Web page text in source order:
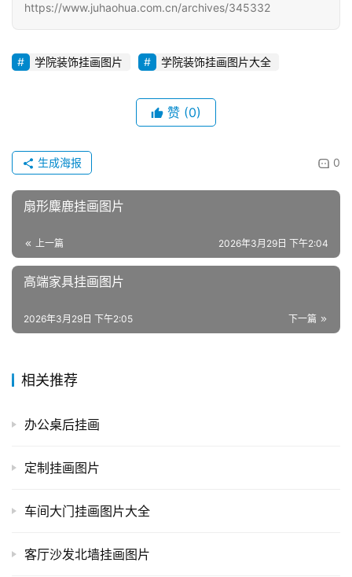
https://www.juhaohua.com.cn/archives/345332
学院装饰挂画图片 学院装饰挂画图片大全
赞 (0)
0
生成海报
扇形麋鹿挂画图片
上一篇 2026年3月29日 下午2:04
高端家具挂画图片
下一篇
2026年3月29日 下午2:05
相关推荐
办公桌后挂画
定制挂画图片
车间大门挂画图片大全
客厅沙发北墙挂画图片